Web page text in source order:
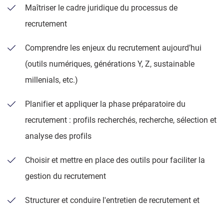
Maîtriser le cadre juridique du processus de
recrutement
Comprendre les enjeux du recrutement aujourd’hui
(outils numériques, générations Y, Z, sustainable
millenials, etc.)
Planifier et appliquer la phase préparatoire du
recrutement : profils recherchés, recherche, sélection et
analyse des profils
Choisir et mettre en place des outils pour faciliter la
gestion du recrutement
Structurer et conduire l'entretien de recrutement et